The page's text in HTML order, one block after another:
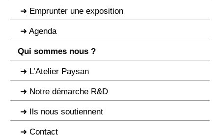
Emprunter une exposition
Agenda
Qui sommes nous ?
L’Atelier Paysan
Notre démarche R&D
Ils nous soutiennent
Contact